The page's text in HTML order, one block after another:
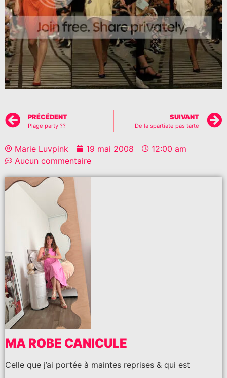
PRÉCÉDENT
Plage party ??
SUIVANT
De la spartiate pas tarte
Marie Luvpink 19 mai 2008
12:00 am
Aucun commentaire
MA ROBE CANICULE
Celle que j’ai portée à maintes reprises & qui est